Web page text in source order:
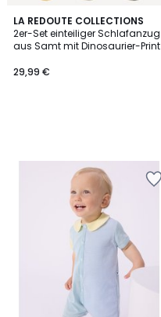
LA REDOUTE COLLECTIONS
2er-Set einteiliger Schlafanzug
aus Samt mit Dinosaurier-Print
29,99 €